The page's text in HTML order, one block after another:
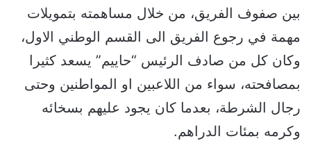
بين صفوف الفريق، من خلال مساهمته بتمويلات
مهمة في رجوع الفريق الى القسم الوطني الاول،
وكان كل من صادف الرئيس “حاييم” يسعد كثيرا
بمصافحته، سواء من اللاعبين او المواطنين وحتى
رجال الشرطة، بعدما كان يجود عليهم بسخائه
وكرمه بمئات الدراهم.